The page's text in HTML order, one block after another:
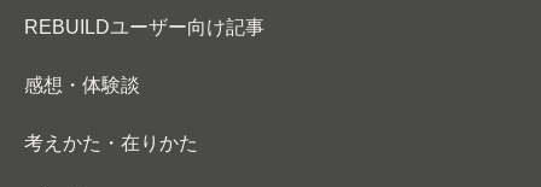
REBUILDユーザー向け記事
感想・体験談
考えかた・在りかた